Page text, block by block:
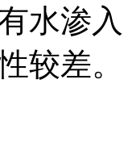
水渗
较差。